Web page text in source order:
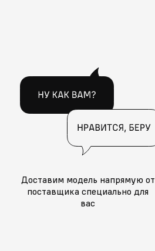
Доставим модель напрямую от
поставщика специально для
вас